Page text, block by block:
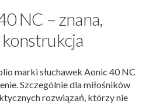
NC – znana,
marki słuchawek Aonic 40 NC
Szczególnie dla miłośników
rozwiązań, którzy nie